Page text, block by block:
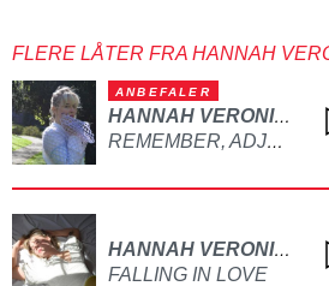
FLERE LÅTER FRA HANNAH
ANBEFALER
HANNAH VERONICA
REMEMBER, ADJUST, FORGET
HANNAH VERONICA
FALLING IN LOVE